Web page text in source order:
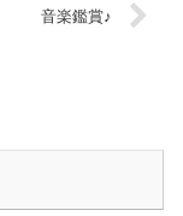
音楽鑑賞♪